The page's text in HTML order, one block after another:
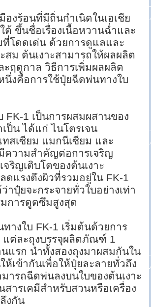
มืองร้อนที่มีถิ่นกำเนิดในเอเชีย
ต้ ขึ้นชื่อเรื่องเนื้อหวานฉ่ำและ
โดดเด่น ด้วยการดูแลและ
สม ต้นเงาะสามารถให้ผลผลิต
ฤดูกาล วิธีการเพิ่มผลผลิต
นึ่งคือการใช้ปุ๋ยฉีดพ่นทางใบ
FK-1 เป็นการผสมผสานของ
ป็น ได้แก่ ไนโตรเจน
สเซียม แมกนีเซียม และ
ความสำคัญต่อการเจริญ
จริญเติบโตของต้นเงาะ
ดแรงตึงผิวที่รวมอยู่ใน FK-1
าปุ๋ยจะกระจายทั่วใบอย่างเท่า
มการดูดซึมสูงสุด
างใบ FK-1 เริ่มต้นด้วยการ
แต่ละถุงบรรจุผลิตภัณฑ์ 1
แรก นำทั้งสองถุงมาผสมกันใน
ห้เข้ากันเพื่อให้ปุ๋ยละลายทั่วถึง
ารถฉีดพ่นลงบนใบของต้นเงาะ
สารเคมีสำหรับสวนหรือเครื่อง
งกัน